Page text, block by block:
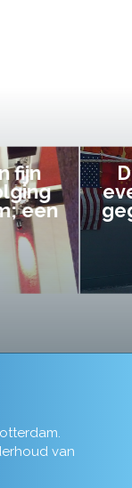
van ons
uit handen
Alles
van